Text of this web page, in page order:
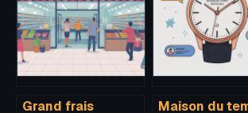
Grand frais
Maison du